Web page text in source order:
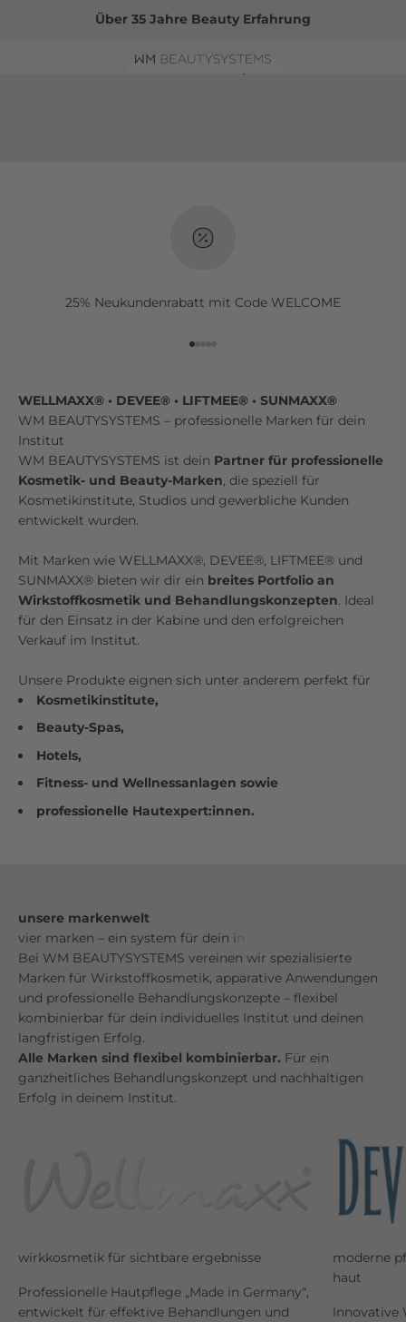
Zum Inhalt springen
Über 35 Jahre Beauty Erfahrung
WM BEAUTYSYSTEMS B2B
Zum B2B Login
25% Neukundenrabatt mit Code WELCOME
WELLMAXX® • DEVEE® • LIFTMEE® • SUNMAXX®
WM BEAUTYSYSTEMS – professionelle Marken für dein
Institut
WM BEAUTYSYSTEMS ist dein Partner für professionelle
Kosmetik- und Beauty-Marken, die speziell für
Kosmetikinstitute, Studios und gewerbliche Kunden
entwickelt wurden.
Mit Marken wie WELLMAXX®, DEVEE®, LIFTMEE® und
SUNMAXX® bieten wir dir ein breites Portfolio an
Wirkstoffkosmetik und Behandlungskonzepten. Ideal
für den Einsatz in der Kabine und den erfolgreichen
Verkauf im Institut.
Unsere Produkte eignen sich unter anderem perfekt für
Kosmetikinstitute,
Beauty-Spas,
Hotels,
Fitness- und Wellnessanlagen sowie
professionelle Hautexpert:innen.
unsere markenwelt
Bei WM BEAUTYSYSTEMS vereinen wir spezialisierte
Marken für Wirkstoffkosmetik, apparative Anwendungen
und professionelle Behandlungskonzepte – flexibel
kombinierbar für dein individuelles Institut und deinen
langfristigen Erfolg.
Alle Marken sind flexibel kombinierbar. Für ein
ganzheitliches Behandlungskonzept und nachhaltigen
Erfolg in deinem Institut.
wirkkosmetik für sichtbare ergebnisse
Professionelle Hautpflege „Made in Germany“,
entwickelt für effektive Behandlungen und
moderne
haut
Innovative